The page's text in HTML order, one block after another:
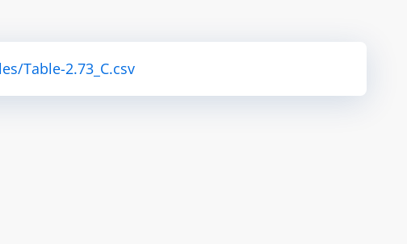
Table-2.73_C.csv